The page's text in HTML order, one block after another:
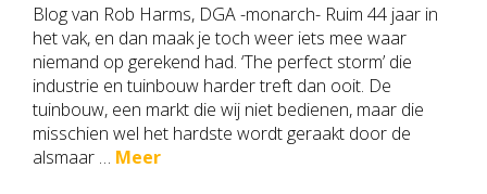
Blog van Rob Harms, DGA -monarch- Ruim 44 jaar in
het vak, en dan maak je toch weer iets mee waar
niemand op gerekend had. ‘The perfect storm’ die
industrie en tuinbouw harder treft dan ooit. De
tuinbouw, een markt die wij niet bedienen, maar die
misschien wel het hardste wordt geraakt door de
alsmaar … Meer